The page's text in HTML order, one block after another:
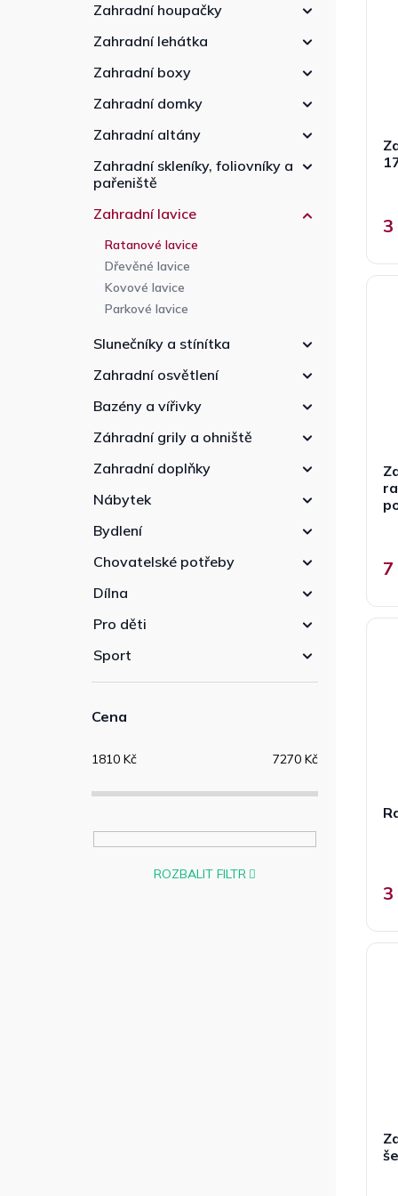
Zahradní houpačky
Zahradní lehátka
Zahradní boxy
Zahradní domky
Zahradní altány
Zahradní skleníky, foliovníky a
pařeniště
Zahradní lavice
Ratanové lavice
Dřevěné lavice
Kovové lavice
Parkové lavice
Slunečníky a stínítka
Zahradní osvětlení
Bazény a vířivky
Záhradní grily a ohniště
Zahradní doplňky
Nábytek
Bydlení
Chovatelské potřeby
Dílna
Pro děti
Sport
Cena
1810 Kč 7270 Kč
ROZBALIT FILTR
3
7
3